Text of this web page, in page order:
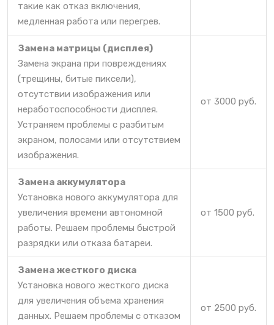
такие как отказ включения,
медленная работа или перегрев.
Замена матрицы (дисплея)
Замена экрана при повреждениях
(трещины, битые пиксели),
отсутствии изображения или
неработоспособности дисплея.
Устраняем проблемы с разбитым
экраном, полосами или отсутствием
изображения.
от 3000 руб.
Замена аккумулятора
Установка нового аккумулятора для
увеличения времени автономной
работы. Решаем проблемы быстрой
разрядки или отказа батареи.
от 1500 руб.
Замена жесткого диска
Установка нового жесткого диска
для увеличения объема хранения
данных. Решаем проблемы с отказом
от 2500 руб.